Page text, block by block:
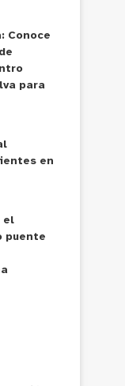
Conoce
para
en
el
puente